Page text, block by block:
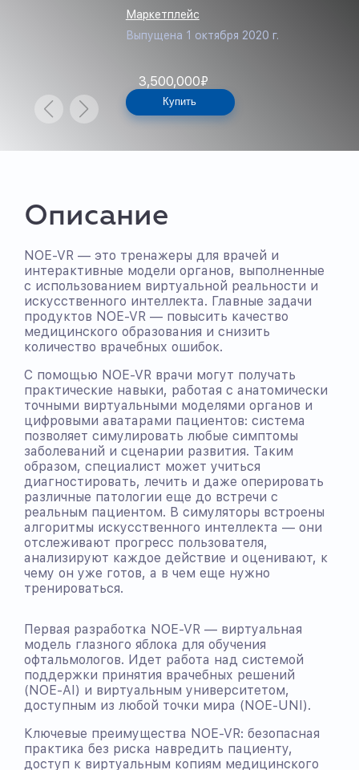
Маркетплейс
Выпущена 1 октября 2020 г.
3,500,000₽
Купить
Описание
NOE-VR — это тренажеры для врачей и
интерактивные модели органов, выполненные
с использованием виртуальной реальности и
искусственного интеллекта. Главные задачи
продуктов NOE-VR — повысить качество
медицинского образования и снизить
количество врачебных ошибок.
С помощью NOE-VR врачи могут получать
практические навыки, работая с анатомически
точными виртуальными моделями органов и
цифровыми аватарами пациентов: система
позволяет симулировать любые симптомы
заболеваний и сценарии развития. Таким
образом, специалист может учиться
диагностировать, лечить и даже оперировать
различные патологии еще до встречи с
реальным пациентом. В симуляторы встроены
алгоритмы искусственного интеллекта — они
отслеживают прогресс пользователя,
анализируют каждое действие и оценивают, к
чему он уже готов, а в чем еще нужно
тренироваться.
Первая разработка NOE-VR — виртуальная
модель глазного яблока для обучения
офтальмологов. Идет работа над системой
поддержки принятия врачебных решений
(NOE-AI) и виртуальным университетом,
доступным из любой точки мира (NOE-UNI).
Ключевые преимущества NOE-VR: безопасная
практика без риска навредить пациенту,
доступ к виртуальным копиям медицинского